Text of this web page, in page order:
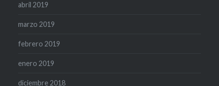
abril 2019
marzo 2019
febrero 2019
enero 2019
diciembre 2018